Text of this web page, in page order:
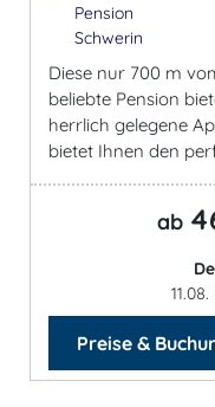
Pension
Schwerin
Diese nur 700 m
beliebte Pension
herrlich gelegene
bietet Ihnen den
ab
Preise &